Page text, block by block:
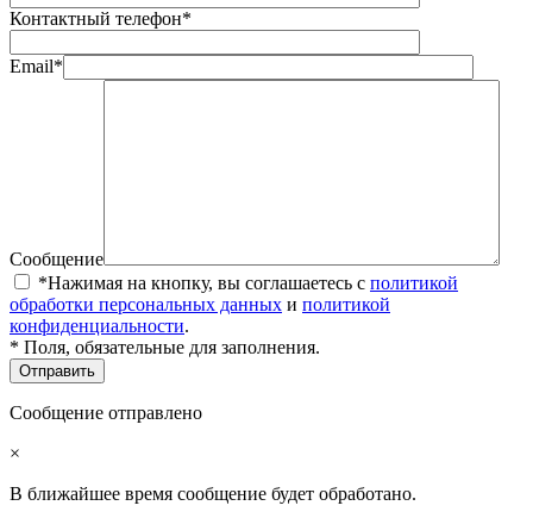
Контактный телефон*
Email*
Сообщение
*Нажимая на кнопку, вы соглашаетесь с политикой
обработки персональных данных и политикой
конфиденциальности.
* Поля, обязательные для заполнения.
Сообщение отправлено
×
В ближайшее время сообщение будет обработано.